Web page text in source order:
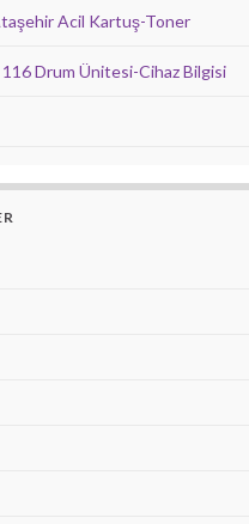
Acil Kartuş-Toner
Drum Ünitesi-Cihaz Bilgisi